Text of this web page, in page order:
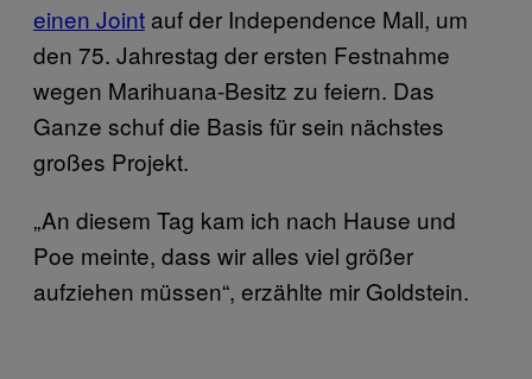
einen Joint auf der Independence Mall, um
den 75. Jahrestag der ersten Festnahme
wegen Marihuana-Besitz zu feiern. Das
Ganze schuf die Basis für sein nächstes
großes Projekt.
„An diesem Tag kam ich nach Hause und
Poe meinte, dass wir alles viel größer
aufziehen müssen“, erzählte mir Goldstein.